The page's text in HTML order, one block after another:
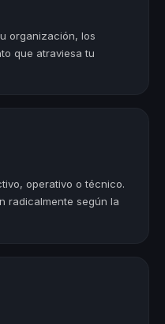
organización, los
que atraviesa tu
operativo o técnico.
radicalmente según la